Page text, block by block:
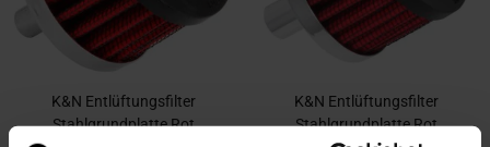
K&N Entlüftungsfilter
Stahlgrundplatte Rot
K&N Entlüftungsfilter
Stahlgrundplatte Rot